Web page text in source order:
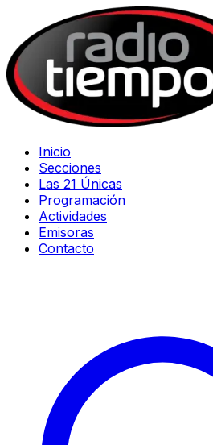
Inicio
Secciones
Las 21 Únicas
Programación
Actividades
Emisoras
Contacto